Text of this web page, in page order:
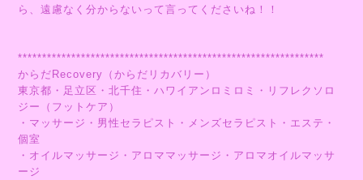
ら、遠慮なく分からないって言ってくださいね！！
***************************************************************
からだRecovery（からだリカバリー）
東京都・足立区・北千住・ハワイアンロミロミ・リフレクソロ
ジー（フットケア）
・マッサージ・男性セラピスト・メンズセラピスト・エステ・
個室
・オイルマッサージ・アロママッサージ・アロマオイルマッサ
ージ